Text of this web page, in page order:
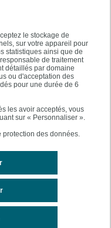
le stockage de
sur votre appareil pour
statistiques ainsi que de
de traitement
détaillés par domaine
ou d'acceptation des
pour une durée de 6
les avoir acceptés, vous
sur « Personnaliser ».
des données.